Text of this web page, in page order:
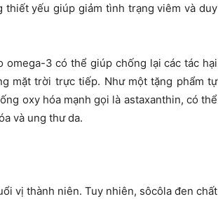
yếu giúp giảm tình trạng viêm và duy
3 có thể giúp chống lại các tác hại
mặt trời trực tiếp. Như một tặng phẩm tự
oxy hóa mạnh gọi là astaxanthin, có thể
và ung thư da.
vị thành niên. Tuy nhiên, sôcôla đen chất